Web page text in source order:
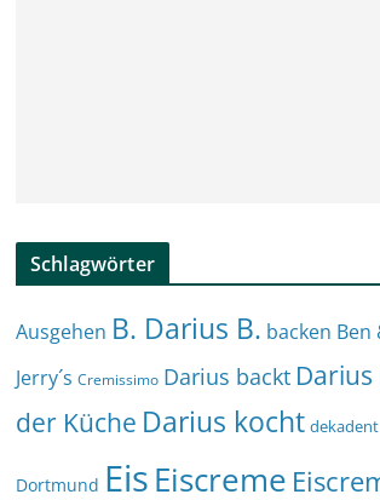
Schlagwörter
Ausgehen B. Darius B. backen Ben
Jerry´s Cremissimo Darius backt Darius
der Küche Darius kocht dekadent
Dortmund EisEiscreme